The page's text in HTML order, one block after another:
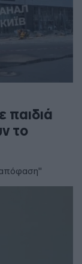
παιδιά
το
απόφαση"